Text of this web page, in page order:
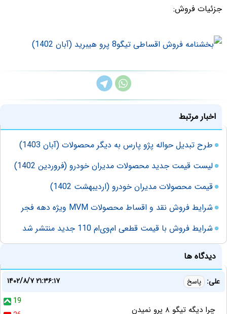
جزئیات فروش:
اخبار مرتبط
طرح تبدیل حواله پژو پارس به دیگر محصولات (آبان 1403)
لیست قیمت جدید محصولات مدیران خودرو (فروردین 1402)
قیمت محصولات مدیران خودرو (اردیبهشت 1402)
شرایط فروش نقد و اقساط محصولات MVM ویژه دهه فجر
شرایط فروش با قیمت قطعی ام‌وی‌ام 110 جدید منتشر شد
دیدگاه ها
علی: پاسخ
۱۴۰۲/۸/۷ ۲۱:۳۶:۱۷
19
چرا دیگه تیگو ۸ پرو نمیدن